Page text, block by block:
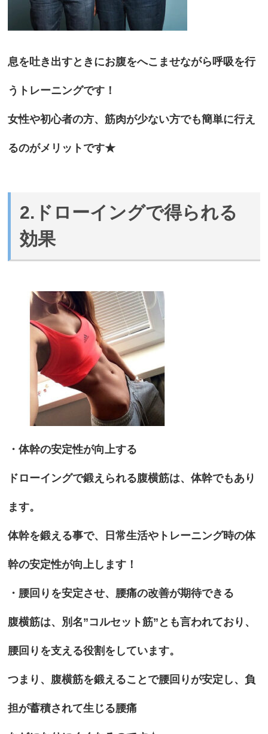
息を吐き出すときにお腹をへこませながら呼吸を行
うトレーニングです！
女性や初心者の方、筋肉が少ない方でも簡単に行え
るのがメリットです★
2.ドローイングで得られる
効果
・体幹の安定性が向上する
ドローイングで鍛えられる腹横筋は、体幹でもあり
ます。
体幹を鍛える事で、日常生活やトレーニング時の体
幹の安定性が向上します！
・腰回りを安定させ、腰痛の改善が期待できる
腹横筋は、別名”コルセット筋”とも言われており、
腰回りを支える役割をしています。
つまり、腹横筋を鍛えることで腰回りが安定し、負
担が蓄積されて生じる腰痛